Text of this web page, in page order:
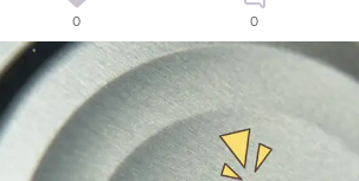
0 0